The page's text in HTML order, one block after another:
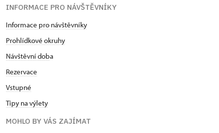
INFORMACE PRO NÁVŠTĚVNÍKY
Informace pro návštěvníky
Prohlídkové okruhy
Návštěvní doba
Rezervace
Vstupné
Tipy na výlety
MOHLO BY VÁS ZAJÍMAT